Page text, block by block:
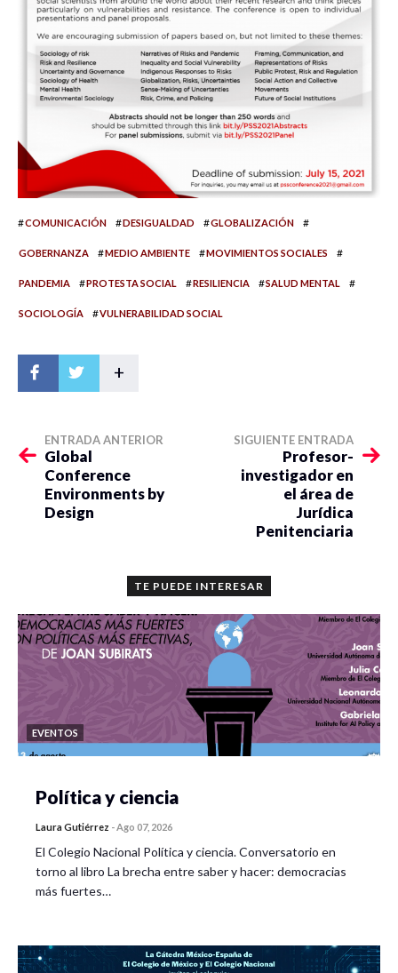
#COMUNICACIÓN #DESIGUALDAD #GLOBALIZACIÓN #
GOBERNANZA #MEDIO AMBIENTE #MOVIMIENTOS SOCIALES #
PANDEMIA #PROTESTA SOCIAL #RESILIENCIA #SALUD MENTAL #
SOCIOLOGÍA #VULNERABILIDAD SOCIAL
+
ENTRADA ANTERIOR
Global
Conference
Environments by
Design
SIGUIENTE ENTRADA
Profesor-
investigador en
el área de
Jurídica
Penitenciaria
TE PUEDE INTERESAR
EVENTOS
Política y ciencia
Laura Gutiérrez -Ago 07, 2026
El Colegio Nacional Política y ciencia. Conversatorio en
torno al libro La brecha entre saber y hacer: democracias
más fuertes…